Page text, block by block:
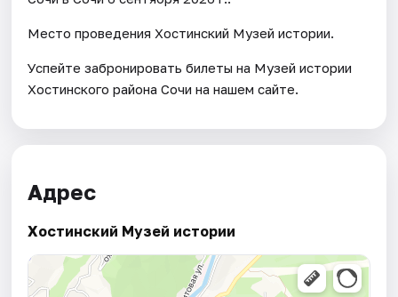
Место проведения Хостинский Музей истории.
Успейте забронировать билеты на Музей истории
Хостинского района Сочи на нашем сайте.
Адрес
Хостинский Музей истории